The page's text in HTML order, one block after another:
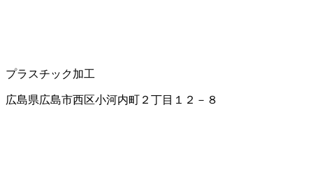
プラスチック加工
広島県広島市西区小河内町２丁目１２－８